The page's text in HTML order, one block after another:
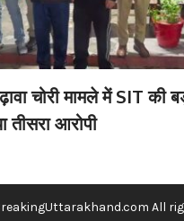
चोरी मामले में SIT की
तीसरा आरोपी
All